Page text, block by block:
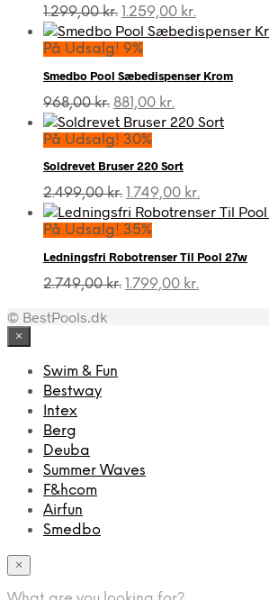
1.299,00kr. Den
oprindelige
pris
1.299,00 kr..
1.259,00 kr.
aktuelle
1.259,00 kr..
På Udsalg! 9%
Smedbo Pool Sæbedispenser Krom
968,00kr. Den
oprindelige
pris
968,00 kr..
881,00 kr.
aktuelle
881,00 kr..
På Udsalg! 30%
Soldrevet Bruser 220 Sort
2.499,00kr. Den
oprindelige
pris
2.499,00 kr..
1.749,00 kr.
aktuelle
1.749,00 kr..
På Udsalg! 35%
Ledningsfri Robotrenser Til Pool 27w
2.749,00kr. Den
1.799,00 kr.
© BestPools.dk
×
Swim & Fun
Bestway
Intex
Berg
Deuba
Summer Waves
F&hcom
Airfun
Smedbo
×